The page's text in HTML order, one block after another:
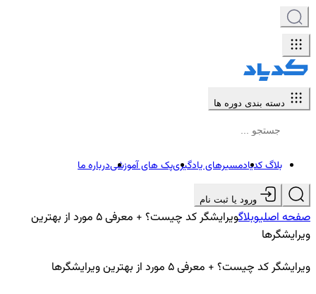
دسته بندی دوره ها
بلاگ کدیادمسیرهای یادگیریپک های آموزشیدرباره ما
ورود یا ثبت نام
صفحه اصلیوبلاگ
ویرایشگر کد چیست؟ + معرفی 5 مورد از بهترین
ویرایشگرها
ویرایشگر کد چیست؟ + معرفی 5 مورد از بهترین ویرایشگرها